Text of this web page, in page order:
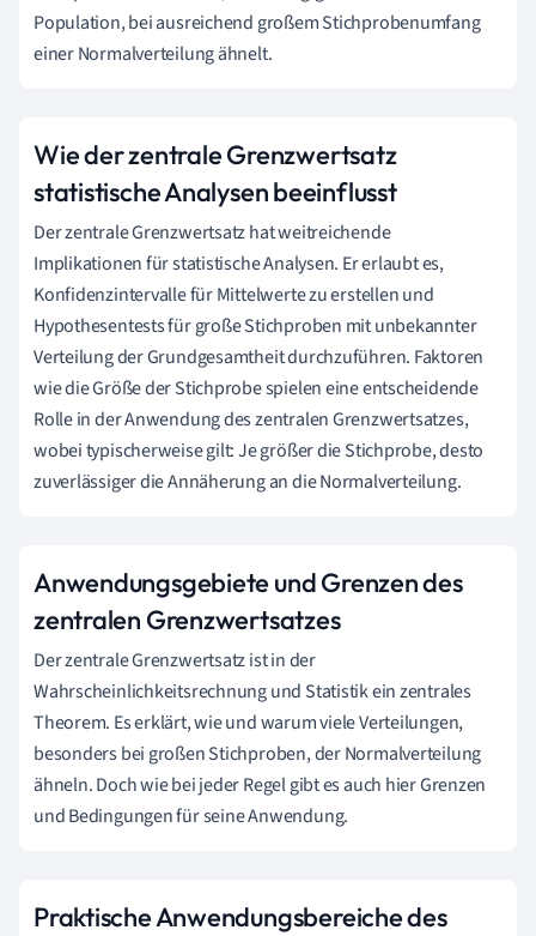
Population, bei ausreichend großem Stichprobenumfang
einer Normalverteilung ähnelt.
Wie der zentrale Grenzwertsatz
statistische Analysen beeinflusst
Der zentrale Grenzwertsatz hat weitreichende
Implikationen für statistische Analysen. Er erlaubt es,
Konfidenzintervalle für Mittelwerte zu erstellen und
Hypothesentests für große Stichproben mit unbekannter
Verteilung der Grundgesamtheit durchzuführen. Faktoren
wie die Größe der Stichprobe spielen eine entscheidende
Rolle in der Anwendung des zentralen Grenzwertsatzes,
wobei typischerweise gilt: Je größer die Stichprobe, desto
zuverlässiger die Annäherung an die Normalverteilung.
Anwendungsgebiete und Grenzen des
zentralen Grenzwertsatzes
Der zentrale Grenzwertsatz ist in der
Wahrscheinlichkeitsrechnung und Statistik ein zentrales
Theorem. Es erklärt, wie und warum viele Verteilungen,
besonders bei großen Stichproben, der Normalverteilung
ähneln. Doch wie bei jeder Regel gibt es auch hier Grenzen
und Bedingungen für seine Anwendung.
Praktische Anwendungsbereiche des